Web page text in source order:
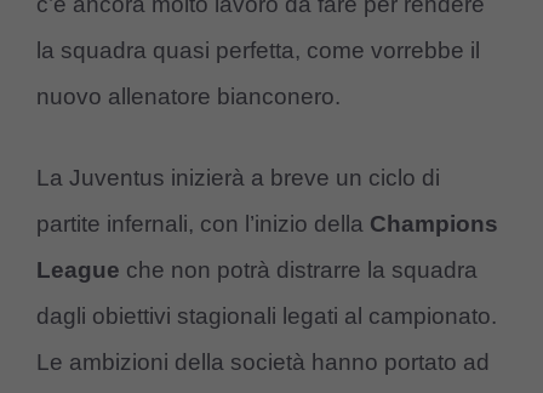
la squadra quasi perfetta, come vorrebbe il
nuovo allenatore bianconero.
La Juventus inizierà a breve un ciclo di
partite infernali, con l’inizio della Champions
League che non potrà distrarre la squadra
dagli obiettivi stagionali legati al campionato.
Le ambizioni della società hanno portato ad